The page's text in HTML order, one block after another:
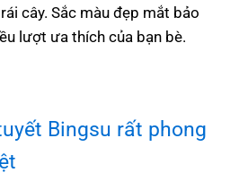
cây. Sắc màu đẹp mắt bảo
lượt ưa thích của bạn bè.
Bingsu rất phong